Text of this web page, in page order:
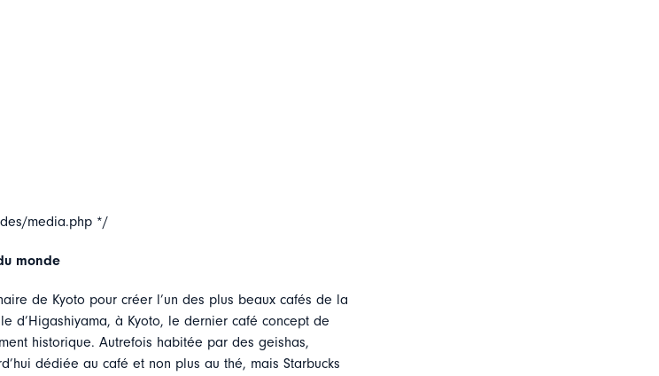
media.php */
monde
de Kyoto pour créer l’un des plus beaux cafés de la
d’Higashiyama, à Kyoto, le dernier café concept de
historique. Autrefois habitée par des geishas,
dédiée au café et non plus au thé, mais Starbucks